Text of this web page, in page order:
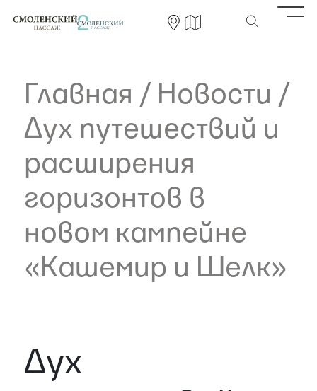
Главная / Новости /
Дух путешествий и
расширения
горизонтов в
новом кампейне
«Кашемир и Шелк»
Дух